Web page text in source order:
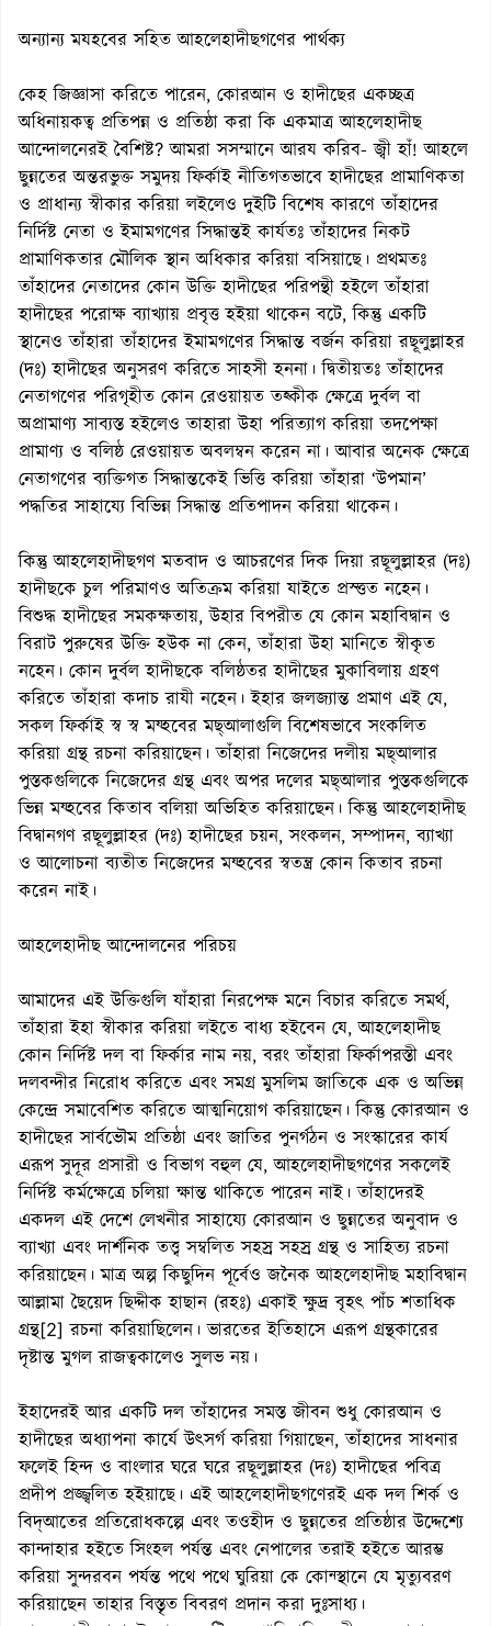
অন্যান্য মযহবের সহিত আহলেহাদীছগণের পার্থক্য
কেহ জিজ্ঞাসা করিতে পারেন, কোরআন ও হাদীছের একচ্ছত্র
অধিনায়কত্ব প্রতিপন্ন ও প্রতিষ্ঠা করা কি একমাত্র আহলেহাদীছ
আন্দোলনেরই বৈশিষ্ট? আমরা সসম্মানে আরয করিব- জ্বী হাঁ! আহলে
ছুন্নতের অন্তরভুক্ত সমুদয় ফির্কাই নীতিগতভাবে হাদীছের প্রামাণিকতা
ও প্রাধান্য স্বীকার করিয়া লইলেও দুইটি বিশেষ কারণে তাঁহাদের
নির্দিষ্ট নেতা ও ইমামগণের সিদ্ধান্তই কার্যতঃ তাঁহাদের নিকট
প্রামাণিকতার মৌলিক স্থান অধিকার করিয়া বসিয়াছে। প্রথমতঃ
তাঁহাদের নেতাদের কোন উক্তি হাদীছের পরিপন্থী হইলে তাঁহারা
হাদীছের পরোক্ষ ব্যাখ্যায় প্রবৃত্ত হইয়া থাকেন বটে, কিন্তু একটি
স্থানেও তাঁহারা তাঁহাদের ইমামগণের সিদ্ধান্ত বর্জন করিয়া রছূলুল্লাহর
(দঃ) হাদীছের অনুসরণ করিতে সাহসী হননা। দ্বিতীয়তঃ তাঁহাদের
নেতাগণের পরিগৃহীত কোন রেওয়ায়ত তহ্কীক ক্ষেত্রে দুর্বল বা
অপ্রামাণ্য সাব্যস্ত হইলেও তাহারা উহা পরিত্যাগ করিয়া তদপেক্ষা
প্রামাণ্য ও বলিষ্ঠ রেওয়ায়ত অবলম্বন করেন না। আবার অনেক ক্ষেত্রে
নেতাগণের ব্যক্তিগত সিদ্ধান্তকেই ভিত্তি করিয়া তাঁহারা ‘উপমান’
পদ্ধতির সাহায্যে বিভিন্ন সিদ্ধান্ত প্রতিপাদন করিয়া থাকেন।
কিন্তু আহলেহাদীছগণ মতবাদ ও আচরণের দিক দিয়া রছূলুল্লাহর (দঃ)
হাদীছকে চুল পরিমাণও অতিক্রম করিয়া যাইতে প্রস্ত্তত নহেন।
বিশুদ্ধ হাদীছের সমকক্ষতায়, উহার বিপরীত যে কোন মহাবিদ্বান ও
বিরাট পুরুষের উক্তি হউক না কেন, তাঁহারা উহা মানিতে স্বীকৃত
নহেন। কোন দুর্বল হাদীছকে বলিষ্ঠতর হাদীছের মুকাবিলায় গ্রহণ
করিতে তাঁহারা কদাচ রাযী নহেন। ইহার জলজ্যান্ত প্রমাণ এই যে,
সকল ফির্কাই স্ব স্ব ময্হবের মছ্আলাগুলি বিশেষভাবে সংকলিত
করিয়া গ্রন্থ রচনা করিয়াছেন। তাঁহারা নিজেদের দলীয় মছ্আলার
পুস্তকগুলিকে নিজেদের গ্রন্থ এবং অপর দলের মছ্আলার পুস্তকগুলিকে
ভিন্ন ময্হবের কিতাব বলিয়া অভিহিত করিয়াছেন। কিন্তু আহলেহাদীছ
বিদ্বানগণ রছূলুল্লাহর (দঃ) হাদীছের চয়ন, সংকলন, সম্পাদন, ব্যাখ্যা
ও আলোচনা ব্যতীত নিজেদের ময্হবের স্বতন্ত্র কোন কিতাব রচনা
করেন নাই।
আহলেহাদীছ আন্দোলনের পরিচয়
আমাদের এই উক্তিগুলি যাঁহারা নিরপেক্ষ মনে বিচার করিতে সমর্থ,
তাঁহারা ইহা স্বীকার করিয়া লইতে বাধ্য হইবেন যে, আহলেহাদীছ
কোন নির্দিষ্ট দল বা ফির্কার নাম নয়, বরং তাঁহারা ফির্কাপরস্তী এবং
দলবন্দীর নিরোধ করিতে এবং সমগ্র মুসলিম জাতিকে এক ও অভিন্ন
কেন্দ্রে সমাবেশিত করিতে আত্মনিয়োগ করিয়াছেন। কিন্তু কোরআন ও
হাদীছের সার্বভৌম প্রতিষ্ঠা এবং জাতির পুনর্গঠন ও সংস্কারের কার্য
এরূপ সুদূর প্রসারী ও বিভাগ বহুল যে, আহলেহাদীছগণের সকলেই
নির্দিষ্ট কর্মক্ষেত্রে চলিয়া ক্ষান্ত থাকিতে পারেন নাই। তাঁহাদেরই
একদল এই দেশে লেখনীর সাহায্যে কোরআন ও ছুন্নতের অনুবাদ ও
ব্যাখ্যা এবং দার্শনিক তত্ত্ব সম্বলিত সহস্র সহস্র গ্রন্থ ও সাহিত্য রচনা
করিয়াছেন। মাত্র অল্প কিছুদিন পূর্বেও জনৈক আহলেহাদীছ মহাবিদ্বান
আল্লামা ছৈয়েদ ছিদ্দীক হাছান (রহঃ) একাই ক্ষুদ্র বৃহৎ পাঁচ শতাধিক
গ্রন্থ[2] রচনা করিয়াছিলেন। ভারতের ইতিহাসে এরূপ গ্রন্থকারের
দৃষ্টান্ত মুগল রাজত্বকালেও সুলভ নয়।
ইহাদেরই আর একটি দল তাঁহাদের সমস্ত জীবন শুধু কোরআন ও
হাদীছের অধ্যাপনা কার্যে উৎসর্গ করিয়া গিয়াছেন, তাঁহাদের সাধনার
ফলেই হিন্দ ও বাংলার ঘরে ঘরে রছূলুল্লাহর (দঃ) হাদীছের পবিত্র
প্রদীপ প্রজ্জ্বলিত হইয়াছে। এই আহলেহাদীছগণেরই এক দল শির্ক ও
বিদ্আতের প্রতিরোধকল্পে এবং তওহীদ ও ছুন্নতের প্রতিষ্ঠার উদ্দেশ্যে
কান্দাহার হইতে সিংহল পর্যন্ত এবং নেপালের তরাই হইতে আরম্ভ
করিয়া সুন্দরবন পর্যন্ত পথে পথে ঘুরিয়া কে কোন্স্থানে যে মৃত্যুবরণ
করিয়াছেন তাহার বিস্তৃত বিবরণ প্রদান করা দুঃসাধ্য।